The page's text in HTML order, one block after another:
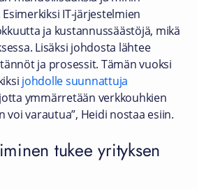
IT-järjestelmien
ja kustannussäästöjä, mikä
Lisäksi johdosta lähtee
ja prosessit. Tämän vuoksi
johdolle suunnattuja
ymmärretään verkkouhkien
voi varautua”, Heidi nostaa esiin.
tukee yrityksen